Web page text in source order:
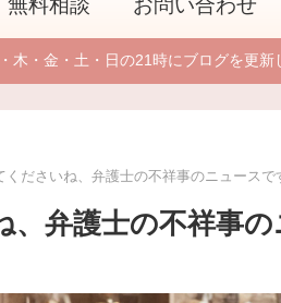
無料相談 お問い合わせ
木・金・土・日の21時にブログを更新
くださいね、弁護士の不祥事のニュースで
、弁護士の不祥事